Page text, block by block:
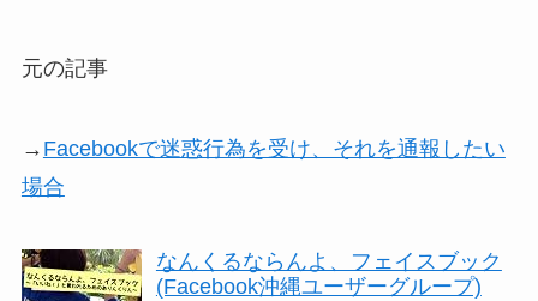
元の記事
→ Facebookで迷惑行為を受け、それを通報したい
場合
なんくるならんよ、フェイスブック
(Facebook沖縄ユーザーグループ)